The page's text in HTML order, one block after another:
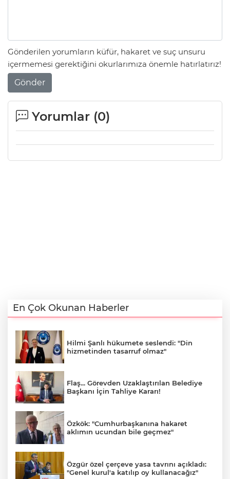
Gönderilen yorumların küfür, hakaret ve suç unsuru
içermemesi gerektiğini okurlarımıza önemle hatırlatırız!
Gönder
Yorumlar (0)
En Çok Okunan Haberler
Hilmi Şanlı hükumete seslendi: "Din
hizmetinden tasarruf olmaz"
Flaş... Görevden Uzaklaştırılan Belediye
Başkanı İçin Tahliye Kararı!
Özkök: "Cumhurbaşkanına hakaret
aklımın ucundan bile geçmez"
Özgür özel çerçeve yasa tavrını açıkladı:
"Genel kurul'a katılıp oy kullanacağız"